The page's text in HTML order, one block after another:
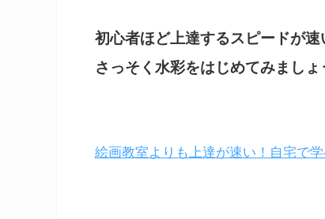
初心者ほど上達するスピードが速
さっそく水彩をはじめてみましょ
絵画教室よりも上達が速い！自宅で